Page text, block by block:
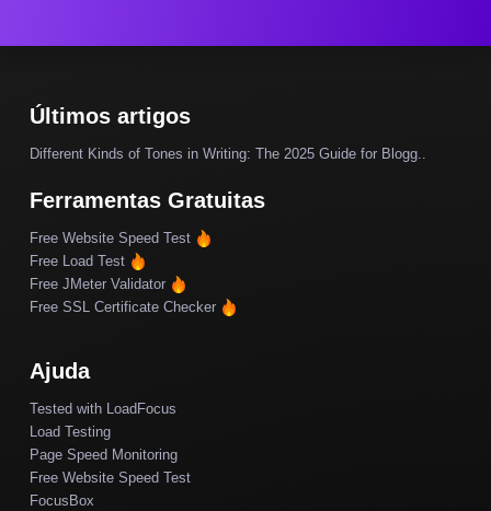
Últimos artigos
Different Kinds of Tones in Writing: The 2025 Guide for Blogg..
Ferramentas Gratuitas
Free Website Speed Test
Free Load Test
Free JMeter Validator
Free SSL Certificate Checker
Ajuda
Tested with LoadFocus
Load Testing
Page Speed Monitoring
Free Website Speed Test
FocusBox